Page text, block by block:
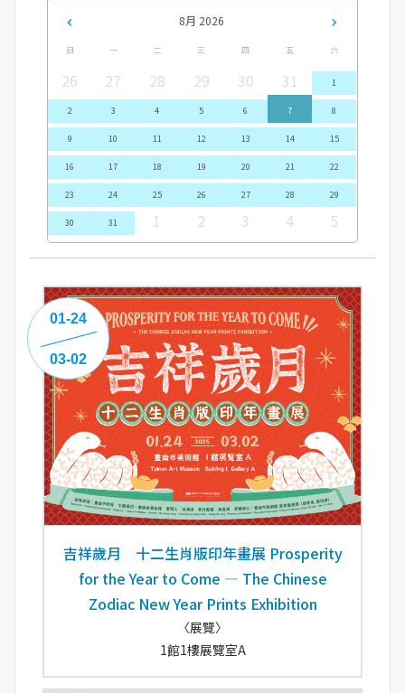
8月 2026
日 一 二 三 四 五 六
26 27 28 29 30 31 1
2 3 4 5 6 7 8
9 10 11 12 13 14 15
16 17 18 19 20 21 22
23 24 25 26 27 28 29
30 31 1 2 3 4 5
吉祥歲月 十二生肖版印年畫展 Prosperity
for the Year to Come — The Chinese
Zodiac New Year Prints Exhibition
〈展覽〉
1館1樓展覽室A
01-24
03-02